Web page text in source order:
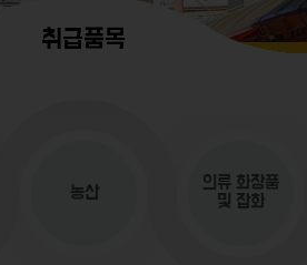
취급품목
농산
의류 화장품
및 잡화